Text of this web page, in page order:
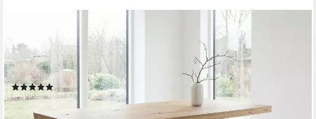
Esstisch Wildeiche massiv geölt / 60 mm Platte / 180/200/220
/ AHUS, Massivholztisch · Metallgestell · Schweizer Kante ·
Industrial-Look
(11)
ab 599,99 €
lieferbar - in 5-6 Werktagen bei dir